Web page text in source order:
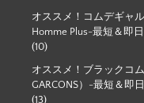
オススメ！コムデギャ
Homme Plus-最短＆即
(10)
オススメ！ブラックコ
GARCONS）-最短＆即
(13)